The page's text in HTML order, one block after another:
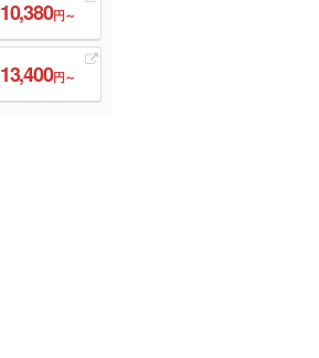
10,380円～
13,400円～